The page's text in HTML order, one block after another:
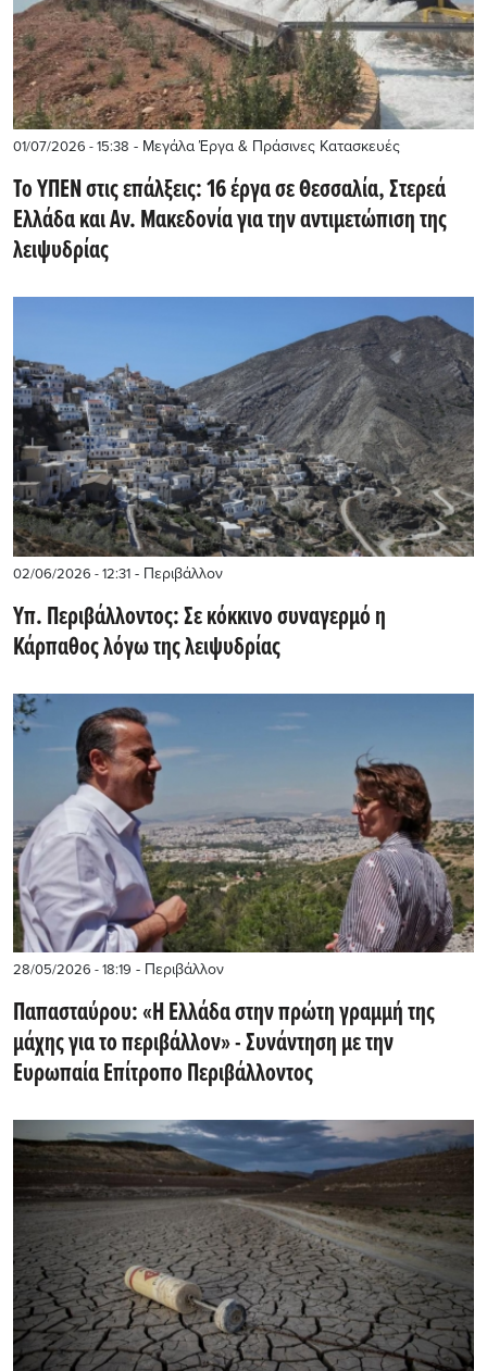
01/07/2026 - 15:38 - Μεγάλα Έργα & Πράσινες Κατασκευές
Το ΥΠΕΝ στις επάλξεις: 16 έργα σε Θεσσαλία, Στερεά
Ελλάδα και Αν. Μακεδονία για την αντιμετώπιση της
λειψυδρίας
02/06/2026 - 12:31 - Περιβάλλον
Υπ. Περιβάλλοντος: Σε κόκκινο συναγερμό η
Κάρπαθος λόγω της λειψυδρίας
28/05/2026 - 18:19 - Περιβάλλον
Παπασταύρου: «Η Ελλάδα στην πρώτη γραμμή της
μάχης για το περιβάλλον» - Συνάντηση με την
Ευρωπαία Επίτροπο Περιβάλλοντος